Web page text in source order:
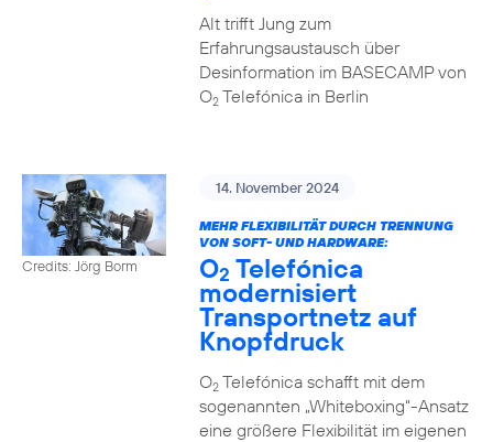
Alt trifft Jung zum
Erfahrungsaustausch über
Desinformation im BASECAMP von
O2Telefónica in Berlin
Credits: Jörg Borm
14. November 2024
MEHR FLEXIBILITÄT DURCH TRENNUNG
VON SOFT- UND HARDWARE:
O2 Telefónica
modernisiert
Transportnetz auf
Knopfdruck
O2Telefónica schafft mit dem
sogenannten „Whiteboxing“-Ansatz
eine größere Flexibilität im eigenen